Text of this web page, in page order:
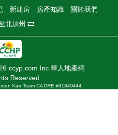
新建房 房產知識
關於我們
北加州
ccyp.com Inc.華人地產網
Reserved
Kao Team CA DRE #01849444